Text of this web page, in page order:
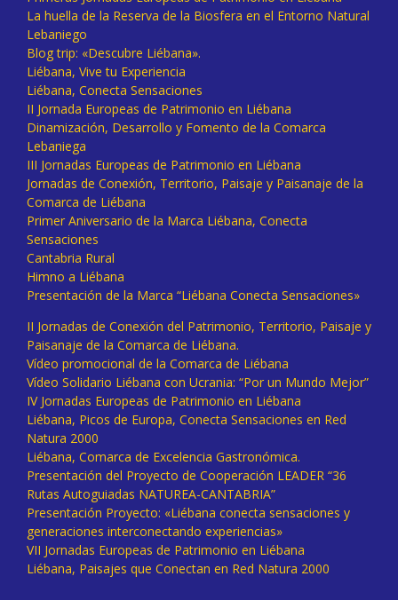
La huella de la Reserva de la Biosfera en el Entorno Natural
Lebaniego
Blog trip: «Descubre Liébana».
Liébana, Vive tu Experiencia
Liébana, Conecta Sensaciones
II Jornada Europeas de Patrimonio en Liébana
Dinamización, Desarrollo y Fomento de la Comarca
Lebaniega
III Jornadas Europeas de Patrimonio en Liébana
Jornadas de Conexión, Territorio, Paisaje y Paisanaje de la
Comarca de Liébana
Primer Aniversario de la Marca Liébana, Conecta
Sensaciones
Cantabria Rural
Himno a Liébana
Presentación de la Marca “Liébana Conecta Sensaciones»
II Jornadas de Conexión del Patrimonio, Territorio, Paisaje y
Paisanaje de la Comarca de Liébana.
Vídeo promocional de la Comarca de Liébana
Vídeo Solidario Liébana con Ucrania: “Por un Mundo Mejor”
IV Jornadas Europeas de Patrimonio en Liébana
Liébana, Picos de Europa, Conecta Sensaciones en Red
Natura 2000
Liébana, Comarca de Excelencia Gastronómica.
Presentación del Proyecto de Cooperación LEADER “36
Rutas Autoguiadas NATUREA-CANTABRIA”
Presentación Proyecto: «Liébana conecta sensaciones y
generaciones interconectando experiencias»
VII Jornadas Europeas de Patrimonio en Liébana
Liébana, Paisajes que Conectan en Red Natura 2000